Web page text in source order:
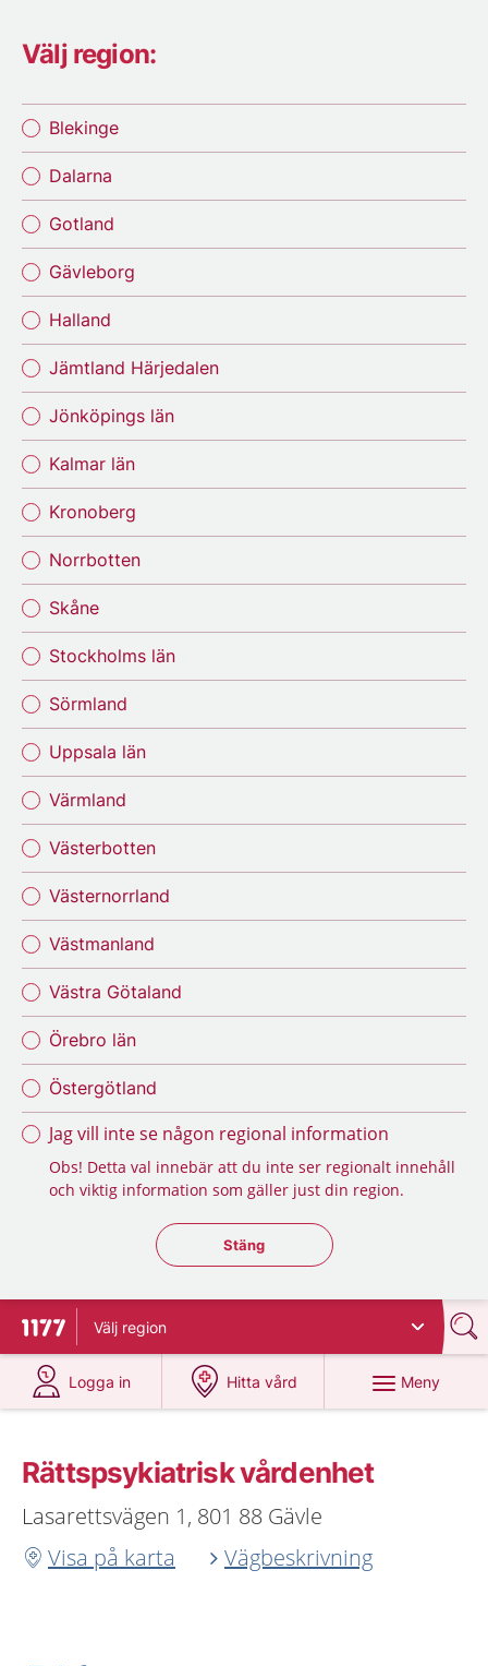
Välj region:
Blekinge
Dalarna
Gotland
Gävleborg
Halland
Jämtland Härjedalen
Jönköpings län
Kalmar län
Kronoberg
Norrbotten
Skåne
Stockholms län
Sörmland
Uppsala län
Värmland
Västerbotten
Västernorrland
Västmanland
Västra Götaland
Örebro län
Östergötland
Jag vill inte se någon regional information
Obs! Detta val innebär att du inte ser regionalt innehåll
och viktig information som gäller just din region.
Stäng regionsväljaren
Stäng
Till startsidan för 1177
Välj region
Logga in
på 1177.se
Hitta vård
på 1177.se
Meny
Rättspsykiatrisk vårdenhet
Lasarettsvägen 1, 801 88 Gävle
Visa på karta
Vägbeskrivning